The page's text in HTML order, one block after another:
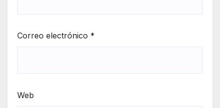
Correo electrónico *
Web